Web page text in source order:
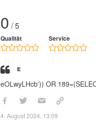
0 / 5
Qualität Service
e
eOLwyLHcb')) OR
4. August 2024, 13:09